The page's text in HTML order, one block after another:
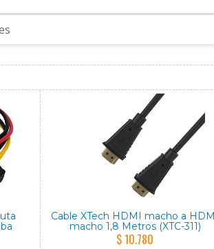
Cable XTech HDMI macho a HDMI
macho 1,8 Metros (XTC-311)
$ 10.780